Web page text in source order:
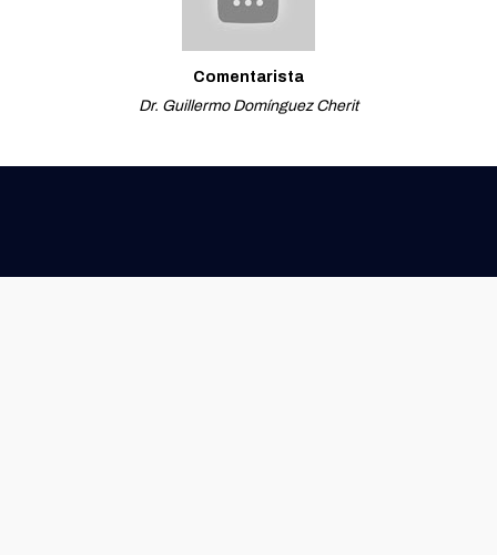
Comentarista
Dr. Guillermo Domínguez Cherit